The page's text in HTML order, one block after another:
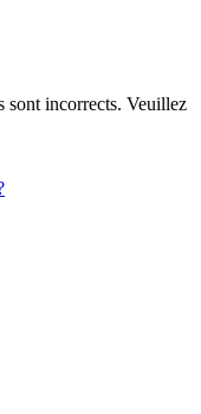
sont incorrects. Veuillez